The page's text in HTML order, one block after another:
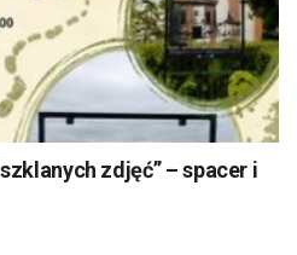
zdjęć” – spacer i